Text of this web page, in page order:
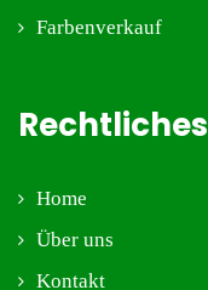
Farbenverkauf
Rechtliches
Home
Über uns
Kontakt